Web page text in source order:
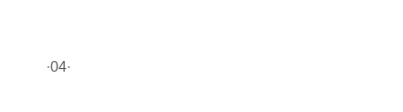
·04·